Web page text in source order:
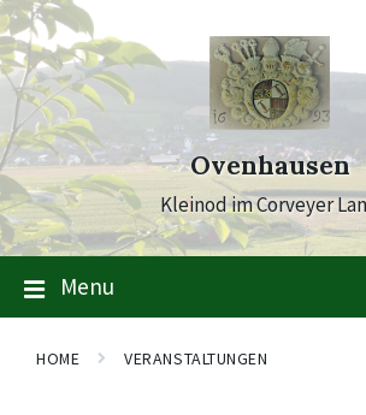
Skip
to
content
Skip
to
main
navigation
Skip
to
footer
Ovenhausen
Kleinod im Corveyer
Menu
HOME VERANSTALTUNGEN